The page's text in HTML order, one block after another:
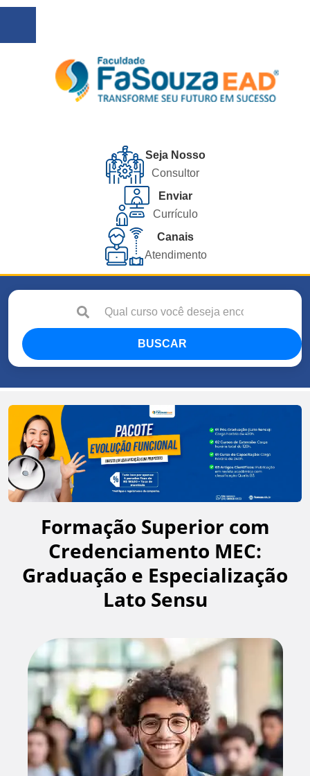
Seja Nosso
Consultor
Enviar
Currículo
Canais
Atendimento
BUSCAR
Formação Superior com
Credenciamento MEC:
Graduação e Especialização
Lato Sensu